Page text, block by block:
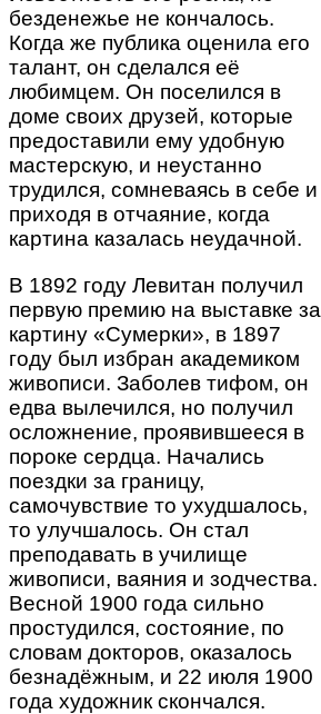
безденежье не кончалось.
Когда же публика оценила его
талант, он сделался её
любимцем. Он поселился в
доме своих друзей, которые
предоставили ему удобную
мастерскую, и неустанно
трудился, сомневаясь в себе и
приходя в отчаяние, когда
картина казалась неудачной.
В 1892 году Левитан получил
первую премию на выставке за
картину «Сумерки», в 1897
году был избран академиком
живописи. Заболев тифом, он
едва вылечился, но получил
осложнение, проявившееся в
пороке сердца. Начались
поездки за границу,
самочувствие то ухудшалось,
то улучшалось. Он стал
преподавать в училище
живописи, ваяния и зодчества.
Весной 1900 года сильно
простудился, состояние, по
словам докторов, оказалось
безнадёжным, и 22 июля 1900
года художник скончался.